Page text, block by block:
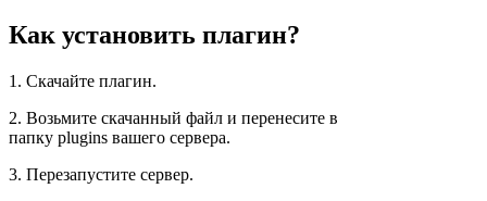
Как установить плагин?
1. Скачайте плагин.
2. Возьмите скачанный файл и перенесите в
папку plugins вашего сервера.
3. Перезапустите сервер.